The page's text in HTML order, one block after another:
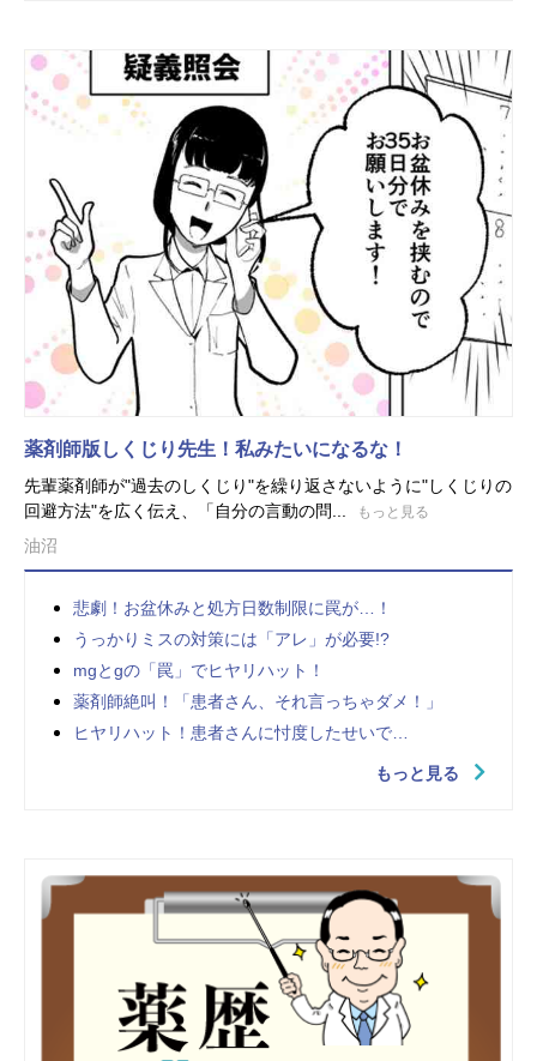
薬剤師版しくじり先生！私みたいになるな！
先輩薬剤師が"過去のしくじり"を繰り返さないように"しくじりの
回避方法"を広く伝え、「自分の言動の問...
もっと見る
油沼
悲劇！お盆休みと処方日数制限に罠が…！
うっかりミスの対策には「アレ」が必要!?
mgとgの「罠」でヒヤリハット！
薬剤師絶叫！「患者さん、それ言っちゃダメ！」
ヒヤリハット！患者さんに忖度したせいで…
もっと見る